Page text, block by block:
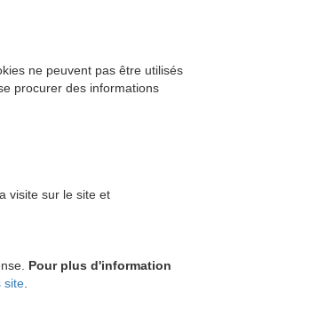
ne peuvent pas être utilisés
procurer des informations
visite sur le site et
Pour plus d'information
site